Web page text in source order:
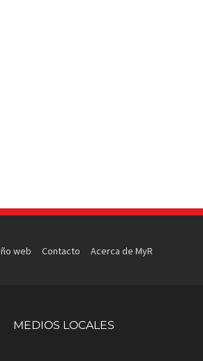
web Contacto Acerca de MyR
MEDIOS LOCALES